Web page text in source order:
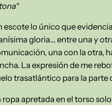
“
escote lo único que
gloria… entre una y
una con la otra,
La expresión de me
trasatlántico para la parte
ropa apretada en el torso